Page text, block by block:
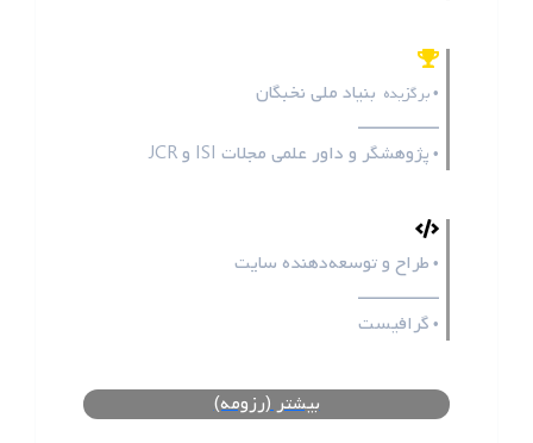
• برگزیده بنیاد ملی نخبگان
ـــــــــــــــــ
• پژوهشگر و داور علمی مجلات ISI وJCR
• طراح و توسعه‌دهنده سایت
ـــــــــــــــــ
• گرافیست
بیشتر (رزومه)